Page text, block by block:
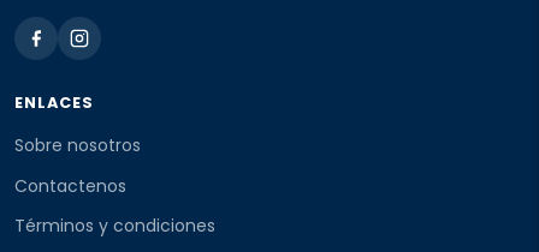
ENLACES
Sobre nosotros
Contactenos
Términos y condiciones